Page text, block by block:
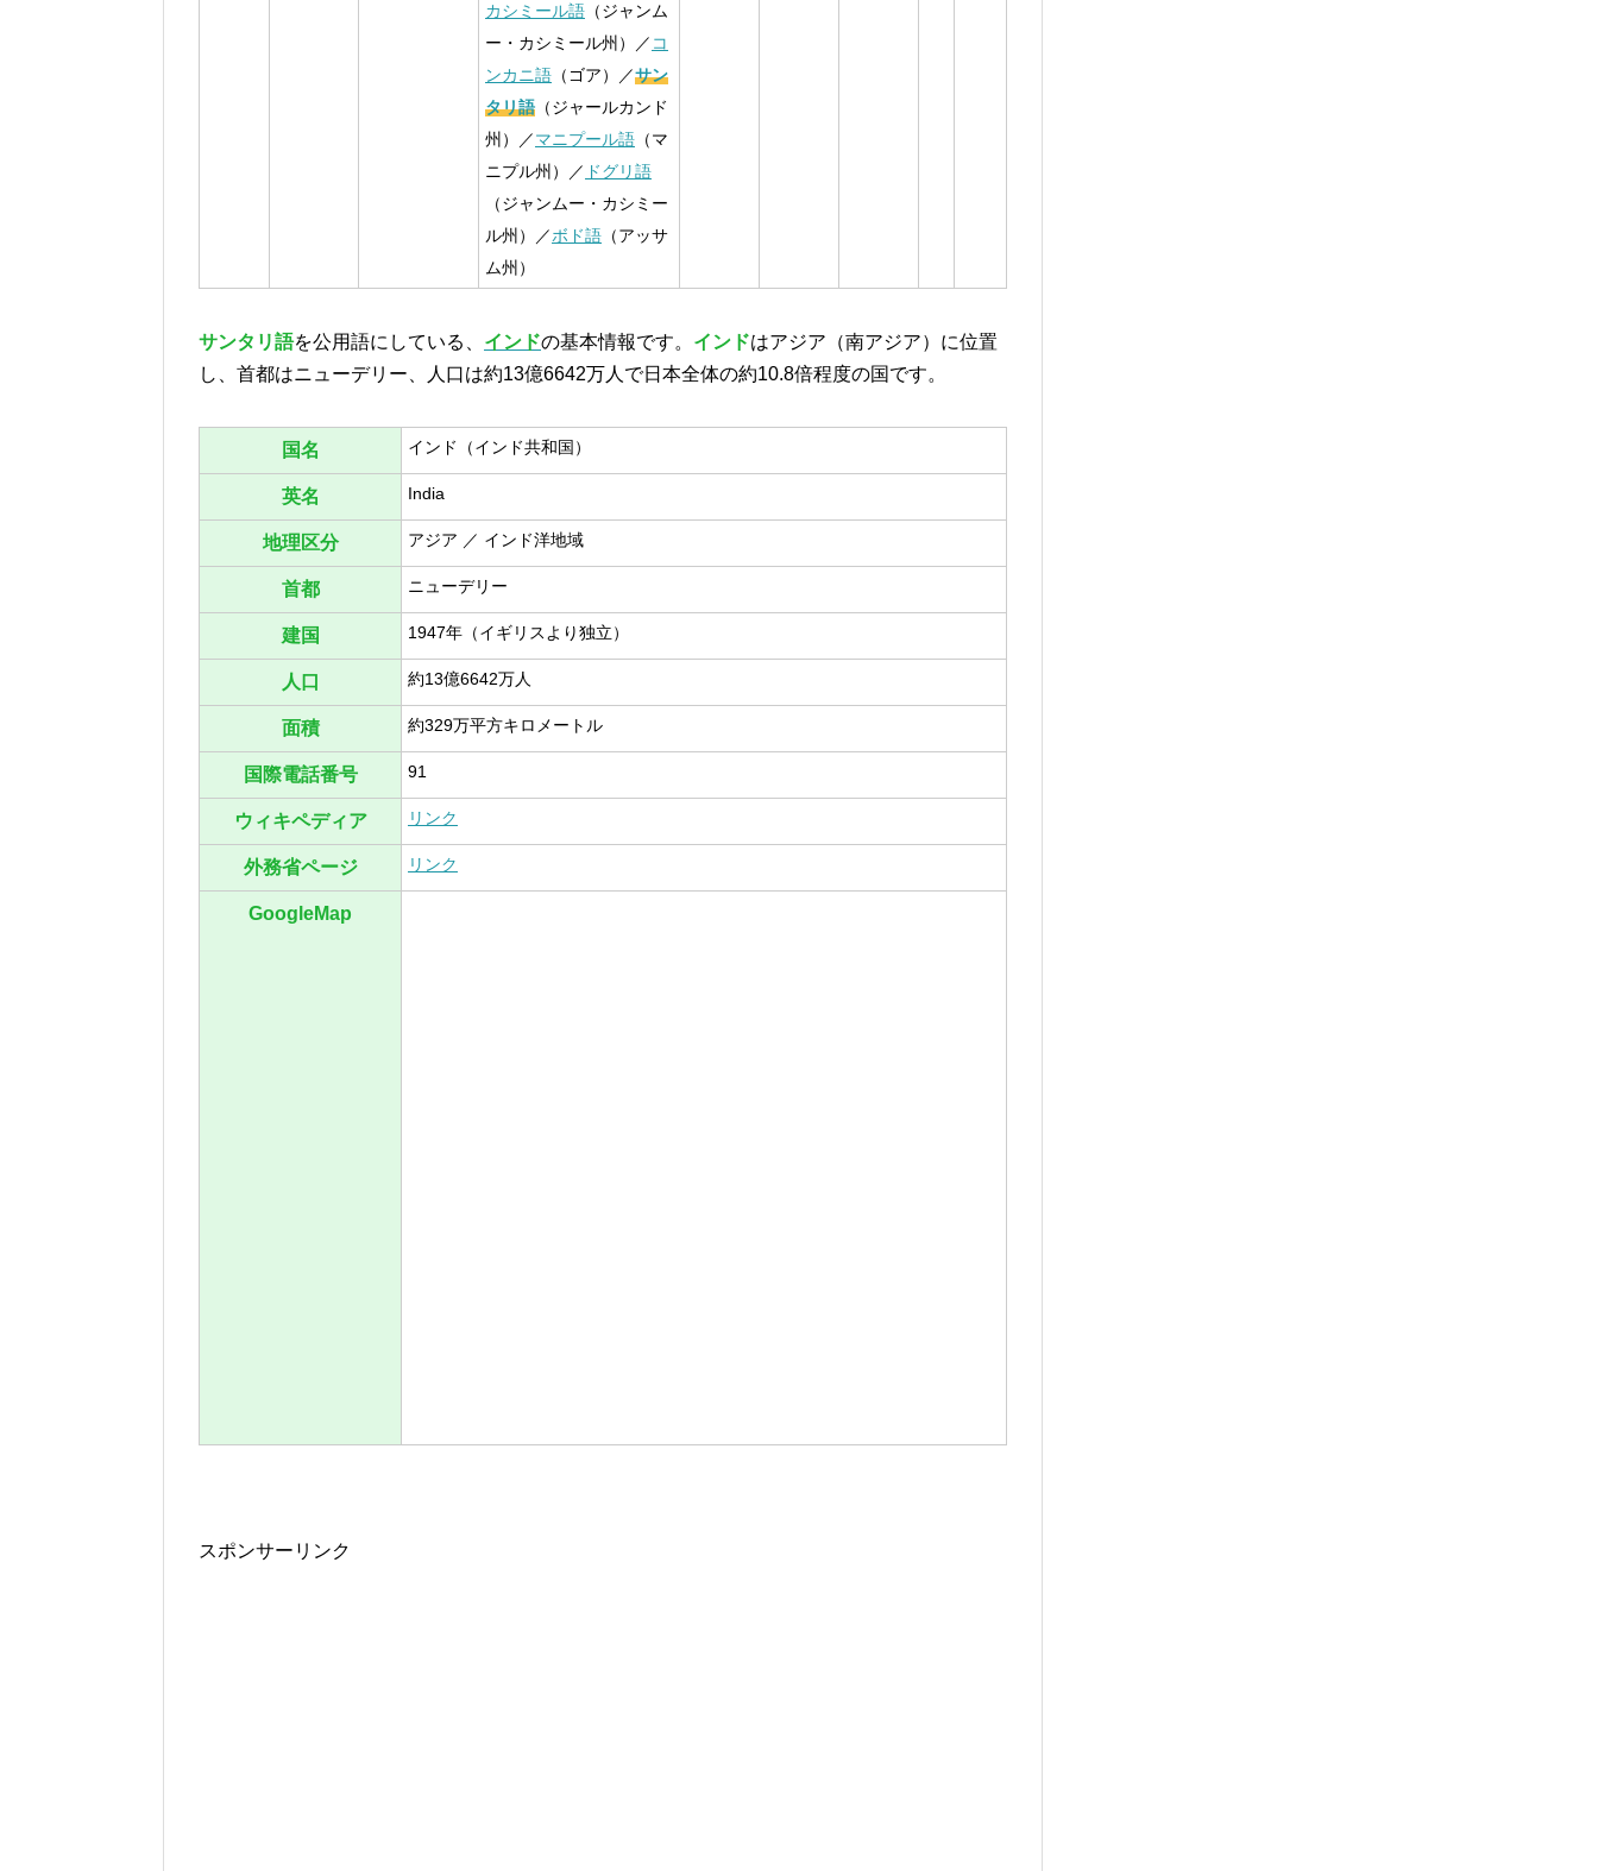
カシミール語 （ジャンム
ー・カシミール州）／ コ
ンカニ語 （ゴア）／サン
タリ語 （ジャールカンド
州）／マニプール語 （マ
ニプル州）／ ドグリ語
（ジャンムー・カシミー
ル州）／ボド語 （アッサ
ム州）
サンタリ語を公用語にしている、 インドの基本情報です。 インドはアジア（南アジア）に位置
し、首都はニューデリー、人口は約13億6642万人で日本全体の約10.8倍程度の国です。
国名 インド（インド共和国）
英名 India
地理区分 アジア ／ インド洋地域
首都 ニューデリー
建国 1947年（イギリスより独立）
人口 約13億6642万人
面積 約329万平方キロメートル
国際電話番号 91
ウィキペディア リンク
外務省ページ リンク
GoogleMap
スポンサーリンク